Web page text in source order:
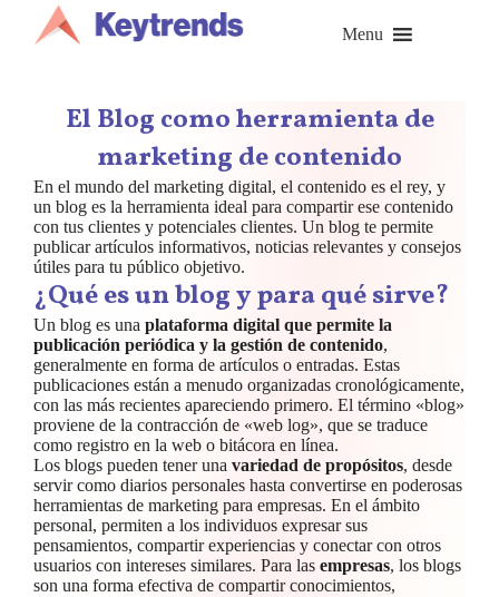
contenido
Menu
El Blog como herramienta de
marketing de contenido
En el mundo del marketing digital, el contenido es el rey, y
un blog es la herramienta ideal para compartir ese contenido
con tus clientes y potenciales clientes. Un blog te permite
publicar artículos informativos, noticias relevantes y consejos
útiles para tu público objetivo.
¿Qué es un blog y para qué sirve?
Un blog es una plataforma digital que permite la
publicación periódica y la gestión de contenido,
generalmente en forma de artículos o entradas. Estas
publicaciones están a menudo organizadas cronológicamente,
con las más recientes apareciendo primero. El término «blog»
proviene de la contracción de «web log», que se traduce
como registro en la web o bitácora en línea.
Los blogs pueden tener una variedad de propósitos, desde
servir como diarios personales hasta convertirse en poderosas
herramientas de marketing para empresas. En el ámbito
personal, permiten a los individuos expresar sus
pensamientos, compartir experiencias y conectar con otros
usuarios con intereses similares. Para las empresas, los blogs
son una forma efectiva de compartir conocimientos,